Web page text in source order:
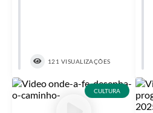
Carta de Serviços
Emissão de Contracheque
121 VISUALIZAÇÕES
CULTURA